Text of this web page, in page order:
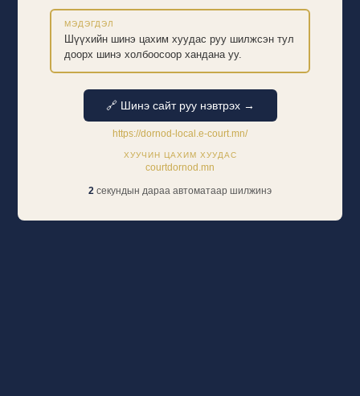
МЭДЭГДЭЛ
Шүүхийн шинэ цахим хуудас руу шилжсэн тул
доорх шинэ холбоосоор хандана уу.
🔗 Шинэ сайт руу нэвтрэх →
https://dornod-local.e-court.mn/
ХУУЧИН ЦАХИМ ХУУДАС
courtdornod.mn
1 секундын дараа автоматаар шилжинэ